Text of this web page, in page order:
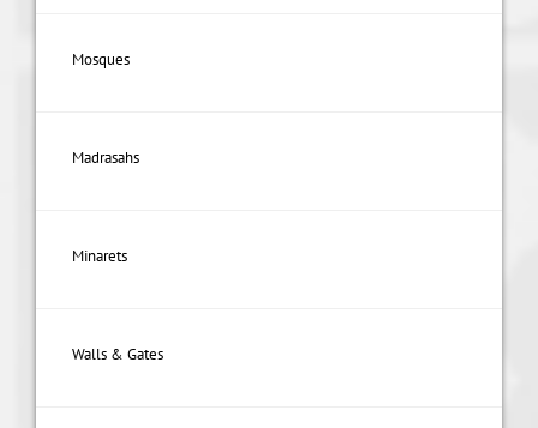
Mosques
Madrasahs
Minarets
Walls & Gates